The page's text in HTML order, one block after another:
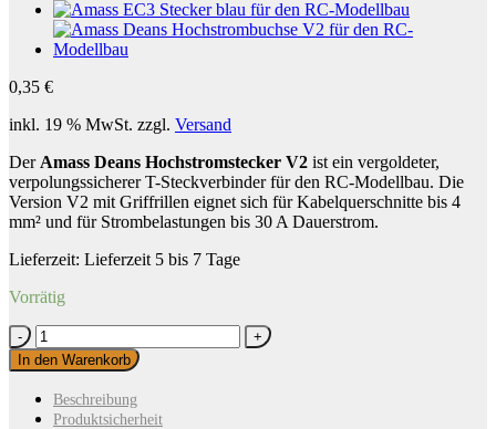
0,35 €
inkl. 19 % MwSt. zzgl. Versand
Der Amass Deans Hochstromstecker V2 ist ein vergoldeter,
verpolungssicherer T-Steckverbinder für den RC-Modellbau. Die
Version V2 mit Griffrillen eignet sich für Kabelquerschnitte bis 4
mm² und für Strombelastungen bis 30 A Dauerstrom.
Lieferzeit: Lieferzeit 5 bis 7 Tage
Vorrätig
Amass
Deans
Hochstromstecker
V2
Menge
In den Warenkorb
Beschreibung
Produktsicherheit